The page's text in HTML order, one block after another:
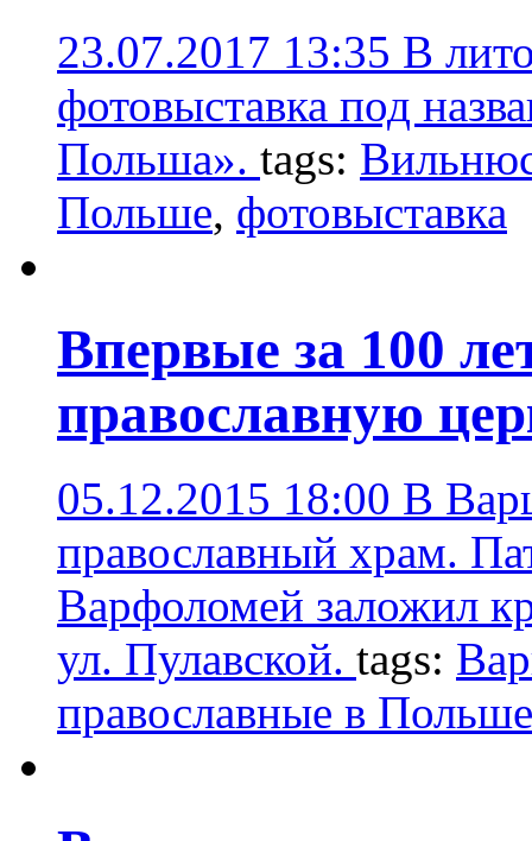
23.07.2017 13:35 В
фотовыставка под
Польша». tags:
Польше, фотовыставка
Впервые за 100
православную
05.12.2015 18:00 В
православный храм.
Варфоломей заложил
ул. Пулавской. tags:
православные в Польше